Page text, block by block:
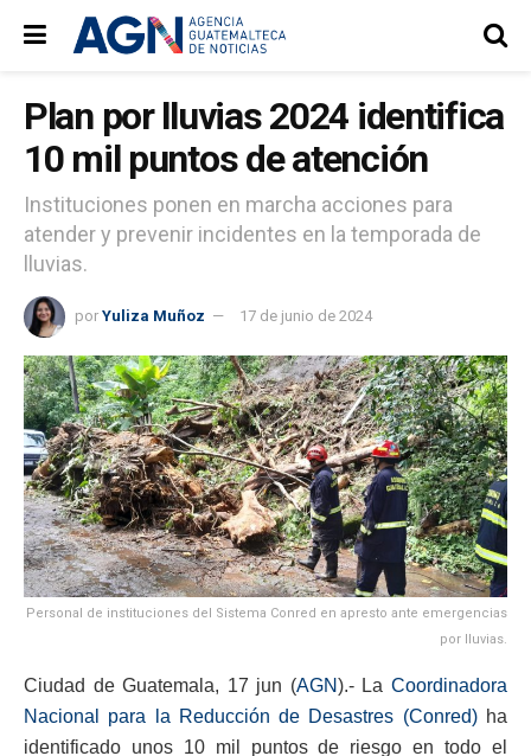
Plan por lluvias 2024 identifica
10 mil puntos de atención
Instituciones ponen en marcha acciones para
atender y prevenir incidentes en la temporada de
lluvias.
por Yuliza Muñoz 17 de junio de 2024
Personal de instituciones del Sistema Conred en apresto ante emergencias
por lluvias.
Ciudad de Guatemala, 17 jun (AGN).- LaCoordinadora
Nacional para la Reducción de Desastres (Conred)ha
identificado unos 10 mil puntos de riesgo en todo el